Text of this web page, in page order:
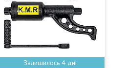
Залишилось 4 дні